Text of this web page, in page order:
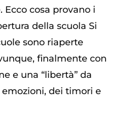
Ecco cosa provano i
della scuola Si
sono riaperte
finalmente con
e una “libertà” da
emozioni, dei timori e